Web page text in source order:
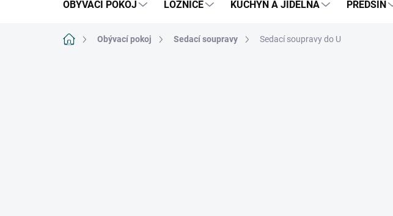
OBÝVACÍ POKOJ LOŽNICE KUCHYŇ A JÍDELNA PŘEDSÍŇ
Domů Obývací pokoj Sedací soupravy Sedací soupravy do U